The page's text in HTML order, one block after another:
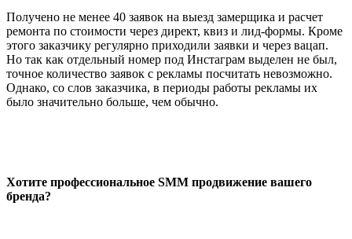
Получено не менее 40 заявок на выезд замерщика и расчет
ремонта по стоимости через директ, квиз и лид-формы. Кроме
этого заказчику регулярно приходили заявки и через вацап.
Но так как отдельный номер под Инстаграм выделен не был,
точное количество заявок с рекламы посчитать невозможно.
Однако, со слов заказчика, в периоды работы рекламы их
было значительно больше, чем обычно.
Хотите профессиональное SMM продвижение вашего
бренда?